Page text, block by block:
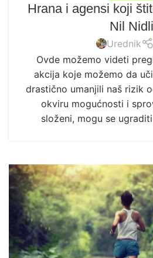
Hrana i agensi koji
Nil Nidli
Urednik
Ovde možemo videti
akcija koje možemo da
drastično umanjili naš rizik
okviru mogućnosti i
složeni, mogu se